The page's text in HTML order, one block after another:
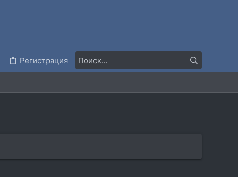
Регистрация